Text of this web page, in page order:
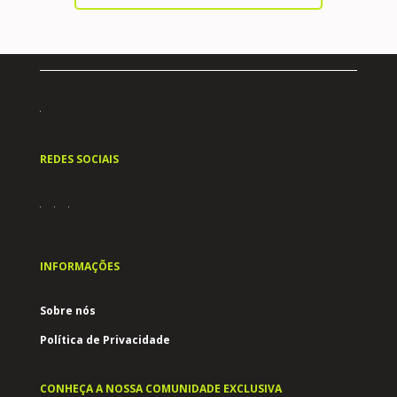
REDES SOCIAIS
INFORMAÇÕES
Sobre nós
Política de Privacidade
CONHEÇA A NOSSA COMUNIDADE EXCLUSIVA